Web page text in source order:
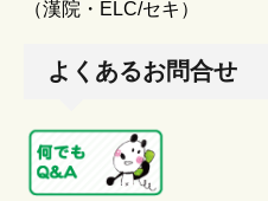
（漢院・ELC/セキ）
よくあるお問合せ